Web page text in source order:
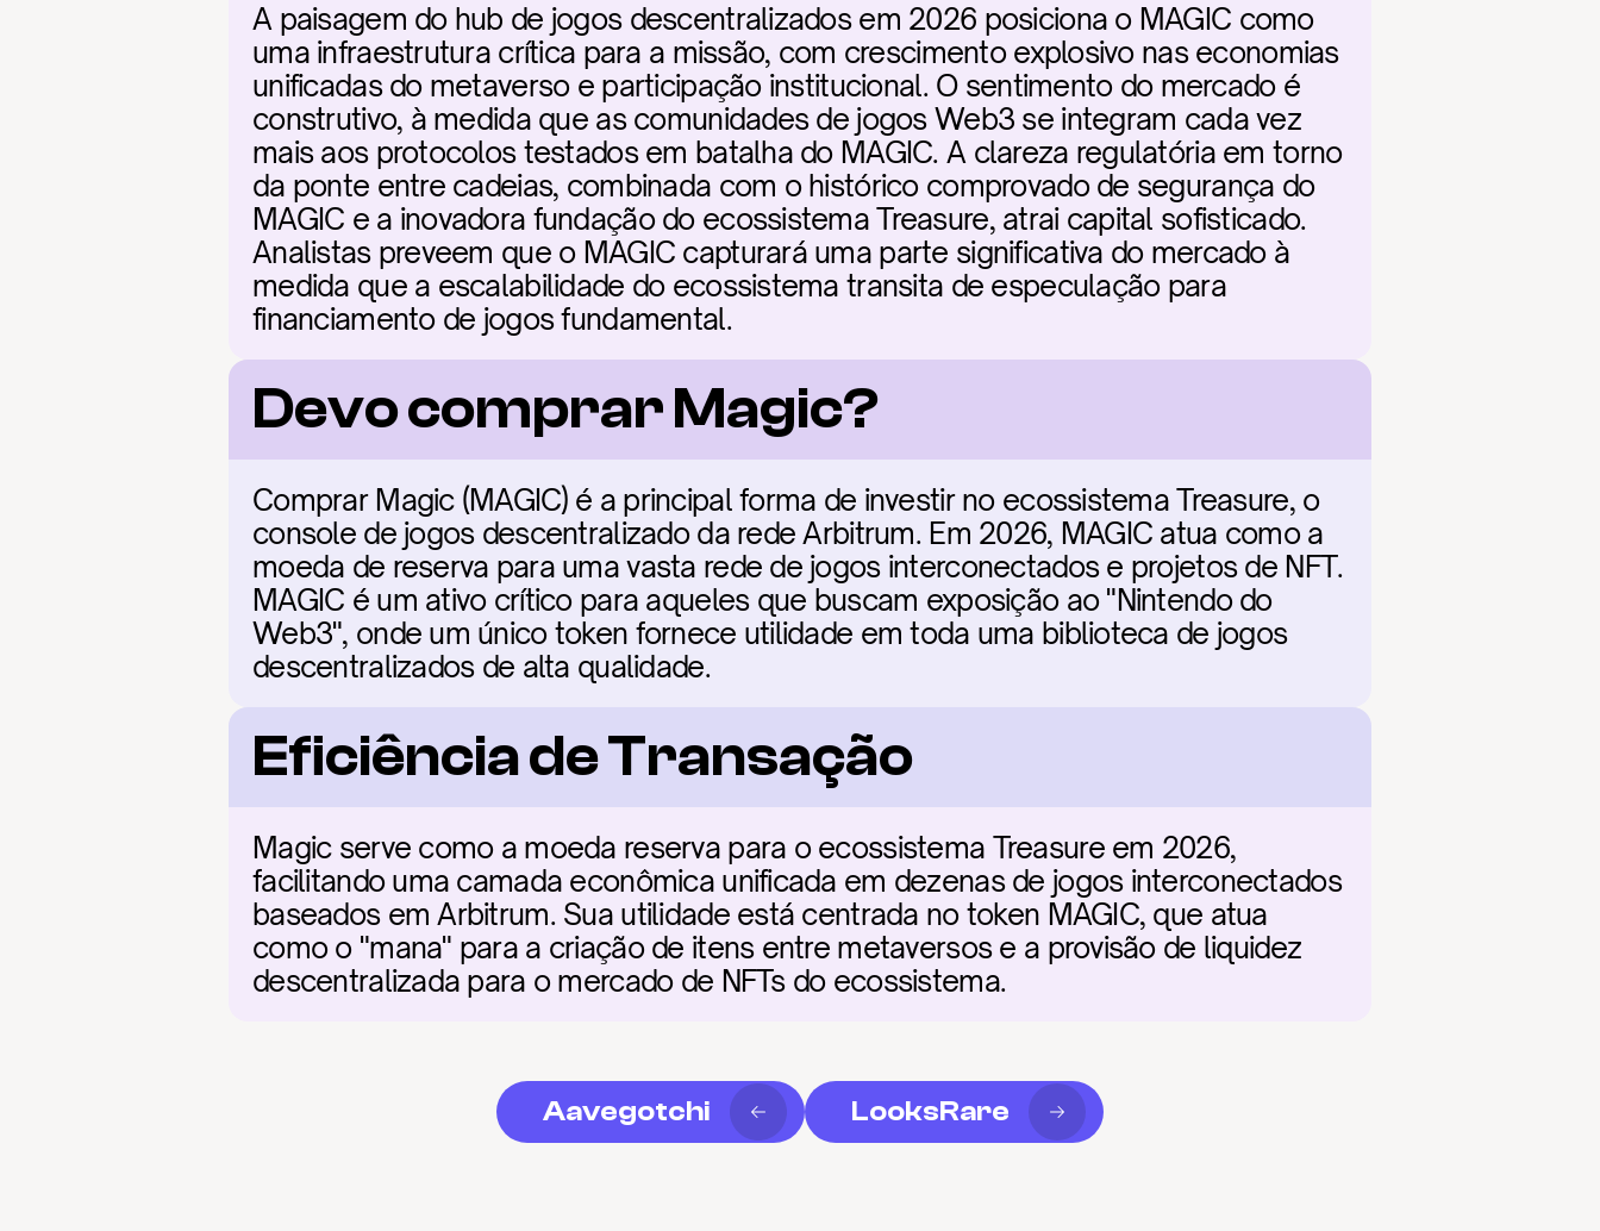
A paisagem do hub de jogos descentralizados em 2026 posiciona o MAGIC como
uma infraestrutura crítica para a missão, com crescimento explosivo nas economias
unificadas do metaverso e participação institucional. O sentimento do mercado é
construtivo, à medida que as comunidades de jogos Web3 se integram cada vez
mais aos protocolos testados em batalha do MAGIC. A clareza regulatória em torno
da ponte entre cadeias, combinada com o histórico comprovado de segurança do
MAGIC e a inovadora fundação do ecossistema Treasure, atrai capital sofisticado.
Analistas preveem que o MAGIC capturará uma parte significativa do mercado à
medida que a escalabilidade do ecossistema transita de especulação para
financiamento de jogos fundamental.
Devo comprar Magic?
Comprar Magic (MAGIC) é a principal forma de investir no ecossistema Treasure, o
console de jogos descentralizado da rede Arbitrum. Em 2026, MAGIC atua como a
moeda de reserva para uma vasta rede de jogos interconectados e projetos de NFT.
MAGIC é um ativo crítico para aqueles que buscam exposição ao "Nintendo do
Web3", onde um único token fornece utilidade em toda uma biblioteca de jogos
descentralizados de alta qualidade.
Eficiência de Transação
Magic serve como a moeda reserva para o ecossistema Treasure em 2026,
facilitando uma camada econômica unificada em dezenas de jogos interconectados
baseados em Arbitrum. Sua utilidade está centrada no token MAGIC, que atua
como o "mana" para a criação de itens entre metaversos e a provisão de liquidez
descentralizada para o mercado de NFTs do ecossistema.
Aavegotchi LooksRare